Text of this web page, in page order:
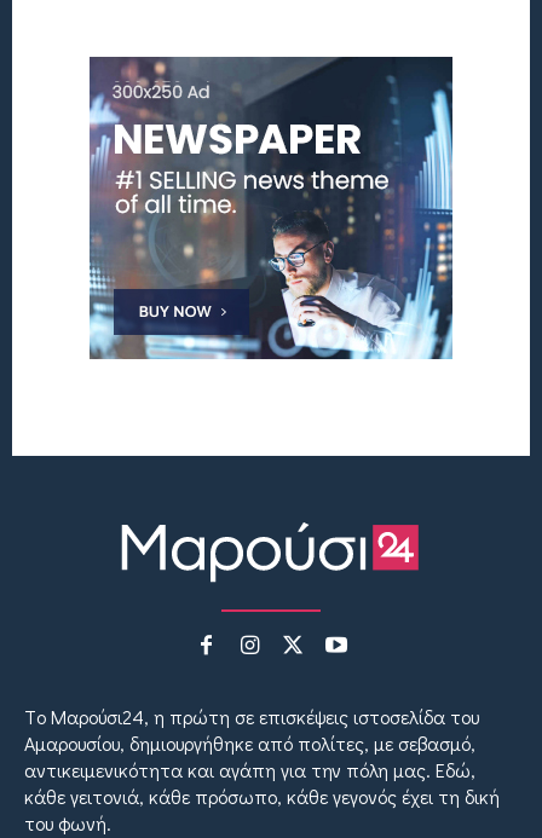
Tο Μαρούσι24, η πρώτη σε επισκέψεις ιστοσελίδα του
Αμαρουσίου, δημιουργήθηκε από πολίτες, με σεβασμό,
αντικειμενικότητα και αγάπη για την πόλη μας. Εδώ,
κάθε γειτονιά, κάθε πρόσωπο, κάθε γεγονός έχει τη δική
του φωνή.